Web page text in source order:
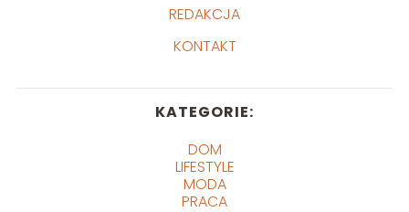
REDAKCJA
KONTAKT
KATEGORIE:
DOM
LIFESTYLE
MODA
PRACA